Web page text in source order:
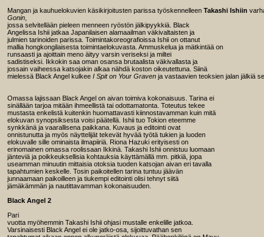
Mangan ja kauhuelokuvien käsikirjoitusten parissa työskennelleen Takashi Ishiin
Gonin
jossa selvitellään pieleen menneen ryöstön jälkipyykkiä. Black
Angelissa Ishii jatkaa Japanilaisen alamaailman väkivaltaisten ja
julmien tarinoiden parissa. Toimintakoreografioissa Ishii on ottanut
mallia hongkongilaisesta toimintaelokuvasta. Ammuskelua ja mätkintää on
runsaasti ja ajoittain meno äityy varsin veriseksi ja miltei
sadistiseksi. Ikkokin saa oman osansa brutaalista väkivallasta ja
jossain vaiheessa katsojakin alkaa nähdä koston oikeutettuna. Siinä
mielessä Black Angel kulkee I Spit on Your Graven ja vastaavien teoksien jalan jälkiä
Omassa lajissaan Black Angel on aivan toimiva kokonaisuus. Tarina ei
sinällään tarjoa mitään ihmeellistä tai odottamatonta. Toteutus tekee
mustasta enkelistä kuitenkin huomattavasti kiinnostavamman kuin mitä
elokuvan synopsiksesta voisi päätellä. Ishii tuo Tokion eteemme
synkkänä ja vaarallisena paikkana. Kuvaus ja editointi ovat
onnistunutta ja myös näyttelijät tekevät hyvää työtä tukien ja luoden
elokuvalle sille ominaista ilmapiiriä. Riona Hazuki erityisesti on
erinomainen omassa roolissaan Ikkinä. Takashi Ishii onnistuu luomaan
jänteviä ja poikkeuksellisia kohtauksia käyttämällä mm. pitkiä, jopa
useamman minuutin mittaisia otoksia tuoden katsojan aivan eri tavalla
tapahtumien keskelle. Tosin paikoitellen tarina tuntuu jäävän
junnaamaan paikoilleen ja tiukempi editointi olisi tehnyt siitä
jämäkämmän ja nautittavamman kokonaisuuden.
Black Angel 2
Pari
vuotta myöhemmin Takashi Ishii ohjasi mustalle enkelille jatkoa.
Varsinaisesti Black Angel ei ole jatko-osa, sijoittuvathan sen